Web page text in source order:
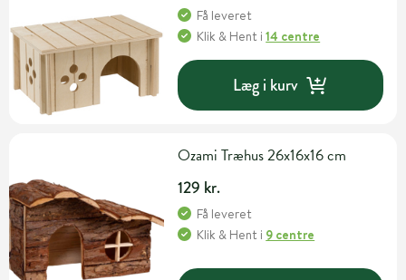
Få leveret
Klik & Hent i14 centre
Læg i kurv
Ozami Træhus 26x16x16 cm
129 kr.
Få leveret
Klik & Hent i 9 centre